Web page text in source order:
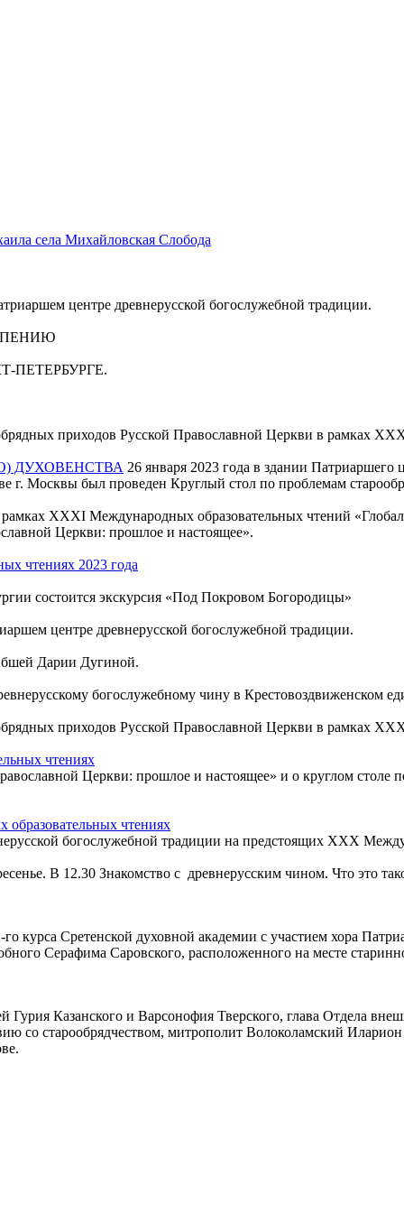
села Михайловская Слобода
центре древнерусской богослужебной традиции.
ПЕТЕРБУРГЕ.
приходов Русской Православной Церкви в рамках
ДУХОВЕНСТВА 26 января 2023 года в здании Патриаршего
г. Москвы был проведен Круглый стол по проблемам
XXXI Международных образовательных чтений
Церкви: прошлое и настоящее».
чтениях 2023 года
состоится экскурсия «Под Покровом Богородицы»
центре древнерусской богослужебной традиции.
Дарии Дугиной.
богослужебному чину в Крестовоздвиженском
приходов Русской Православной Церкви в рамках
чтениях
Церкви: прошлое и настоящее» и о круглом столе
чтениях
богослужебной традиции на предстоящих XXX
В 12.30 Знакомство с древнерусским чином. Что это
курса Сретенской духовной академии с участием хора
Серафима Саровского, расположенного на месте
Гурия Казанского и Варсонофия Тверского, глава Отдела
со старообрядчеством, митрополит Волоколамский